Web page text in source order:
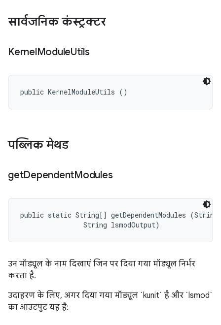
सार्वजनिक कंस्ट्रक्टर
KernelModuleUtils
public KernelModuleUtils ()
पब्लिक मेथड
getDependentModules
public static String[] getDependentModules (String
                String lsmodOutput)
उन मॉड्यूल के नाम दिखाएं जिन पर दिया गया मॉड्यूल निर्भर
करता है.
उदाहरण के लिए, अगर दिया गया मॉड्यूल `kunit` है और `lsmod`
का आउटपुट यह है: